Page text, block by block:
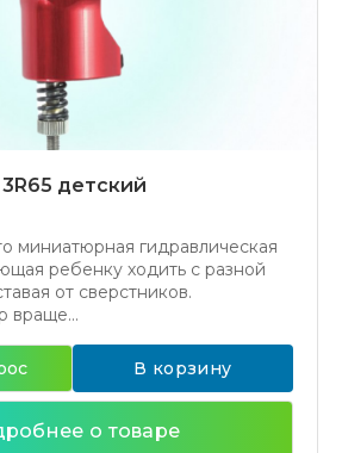
детский
миниатюрная гидравлическая
ребенку ходить с разной
от сверстников.
враще...
В корзину
о товаре